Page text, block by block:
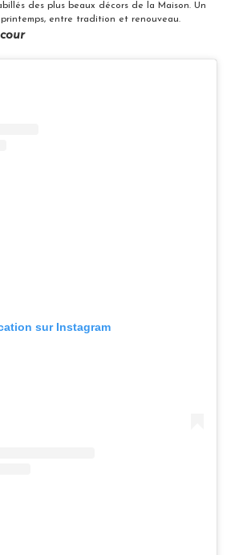
des plus beaux décors de la Maison. Un
entre tradition et renouveau.
sur Instagram